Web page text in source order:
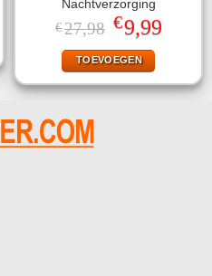
Nachtverzorging
€27,98 Oorspronkelijke
prijs
was:
€27,98.
€9,99Huidige
prijs
TOEVOEGEN